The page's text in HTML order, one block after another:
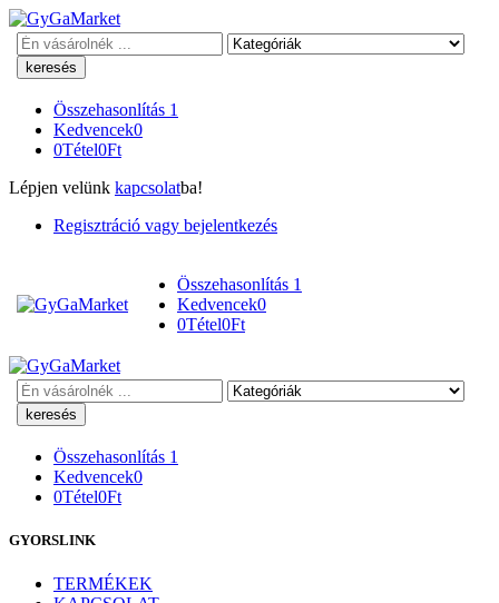
Keresés
Összehasonlítás 1
Kedvencek0
0Tétel0Ft
Lépjen velünk kapcsolatba!
Regisztráció vagy bejelentkezés
Összehasonlítás 1
Kedvencek0
0Tétel0Ft
Keresés
Összehasonlítás 1
Kedvencek0
0Tétel0Ft
GYORSLINK
TERMÉKEK